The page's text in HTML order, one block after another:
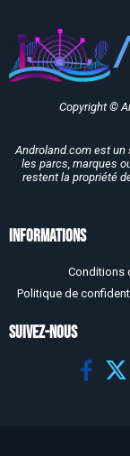
Copyright ©
Androland.com est un
les parcs, marques
restent la propriété
Informations
Conditions
Politique de
SUIVEZ-NOUS